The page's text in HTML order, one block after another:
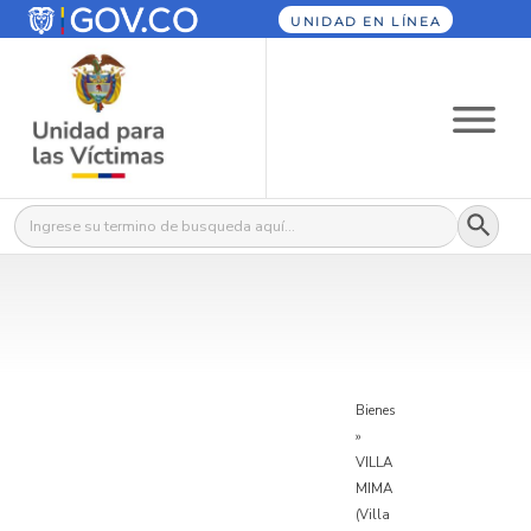
UNIDAD EN LÍNEA
Buscar: Botón
Bienes
»
VILLA
MIMA
(Villa